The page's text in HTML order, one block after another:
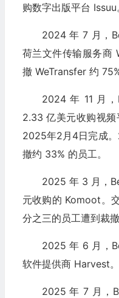
购数字出版平台 Issuu
2024 年 7 月，
荷兰文件传输服务商
撤 WeTransfer 约
2024 年 11 月
2.33 亿美元收购视频
2025年2月4日完成
撤约 33% 的员工。
2025 年 3 月，
元收购的 Komoot。
分之三的员工遭到裁撤
2025 年 6 月，
软件提供商 Harvest。
2025 年 7 月，